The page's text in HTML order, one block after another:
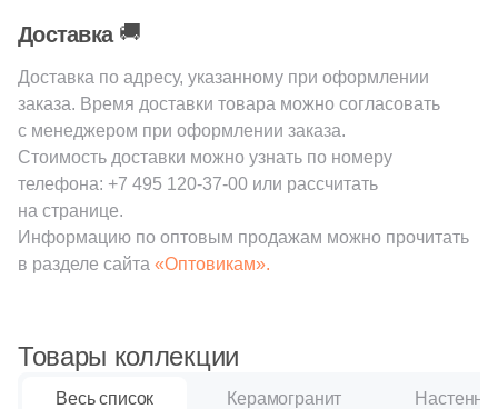
32x31 (11)
32.3x32.3 (4)
32.4x32.4 (1)
32x120 ( 14
32x160 (1)
32x32 (3 )
32.4x60.8 (1)
Доставка 🚚
Доставка по адресу, указанному при оформлении
заказа. Время доставки товара можно согласовать
с менеджером при оформлении заказа.
Стоимость доставки можно узнать по номеру
телефона: +7 495 120-37-00 или рассчитать
на странице.
Информацию по оптовым продажам можно прочитать
в разделе сайта «Оптовикам».
Товары коллекции
Весь список Керамогранит